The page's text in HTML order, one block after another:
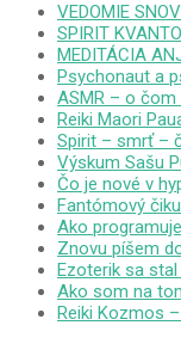
VEDOMIE
SPIRIT
MEDITÁCIA
Psychonaut a
ASMR – o čom
Reiki Maori
Spirit – smrť –
Výskum Sašu
Čo je nové v
Fantómový
Ako
Znovu píšem
Ezoterik sa
Ako som na
Reiki Kozmos